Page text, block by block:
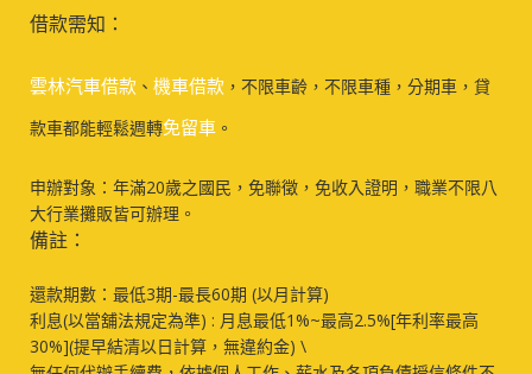
借款需知：
雲林汽車借款 、 機車借款 ，不限車齡，不限車種，分期車，貸
款車都能輕鬆週轉免留車 。
申辦對象：年滿20歲之國民，免聯徵，免收入證明，職業不限八
大行業攤販皆可辦理。
備註：
還款期數：最低3期-最長60期 (以月計算)
利息(以當舖法規定為準) : 月息最低1%~最高2.5%[年利率最高
30%](提早結清以日計算，無違約金) \